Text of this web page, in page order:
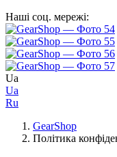
Наші соц. мережі:
Ua
Ua
Ru
GearShop
Політика